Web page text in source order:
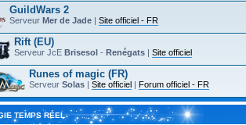
GuildWars 2
Serveur Mer de Jade | Site officiel - FR
Rift (EU)
Serveur JcE Brisesol - Renégats | Site officiel
Runes of magic (FR)
Serveur Solas | Site officiel | Forum officiel - FR
TEMPS RÉEL